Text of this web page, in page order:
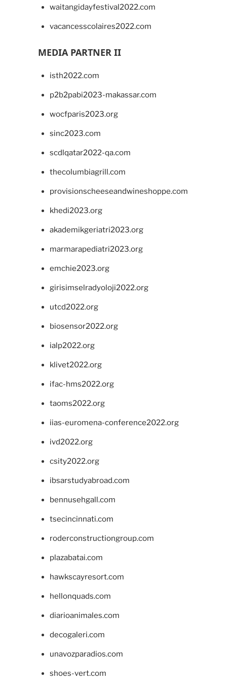
waitangidayfestival2022.com
vacancesscolaires2022.com
MEDIA PARTNER II
isth2022.com
p2b2pabi2023-makassar.com
wocfparis2023.org
sinc2023.com
scdlqatar2022-qa.com
thecolumbiagrill.com
provisionscheeseandwineshoppe.com
khedi2023.org
akademikgeriatri2023.org
marmarapediatri2023.org
emchie2023.org
girisimselradyoloji2022.org
utcd2022.org
biosensor2022.org
ialp2022.org
klivet2022.org
ifac-hms2022.org
taoms2022.org
iias-euromena-conference2022.org
ivd2022.org
csity2022.org
ibsarstudyabroad.com
bennusehgall.com
tsecincinnati.com
roderconstructiongroup.com
plazabatai.com
hawkscayresort.com
hellonquads.com
diarioanimales.com
decogaleri.com
unavozparadios.com
shoes-vert.com